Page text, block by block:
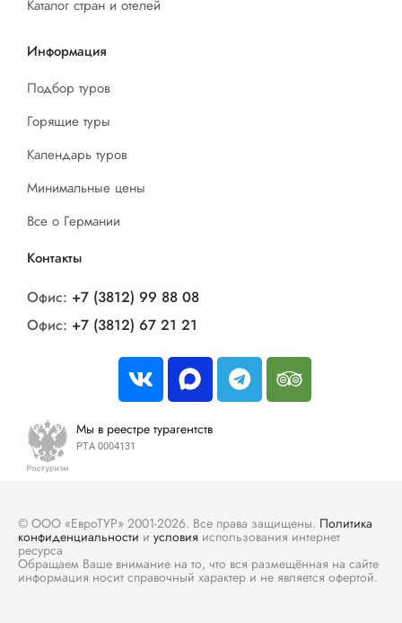
Каталог стран и отелей
Информация
Подбор туров
Горящие туры
Календарь туров
Минимальные цены
Все о Германии
Контакты
Офис: +7 (3812) 99 88 08
Офис: +7 (3812) 67 21 21
Мы в реестре турагентств
РТА 0004131
© ООО «ЕвроТУР» 2001-2026. Все права защищены. Политика
конфиденциальности и условия использования интернет
ресурса
Обращаем Ваше внимание на то, что вся размещённая на сайте
информация носит справочный характер и не является офертой.